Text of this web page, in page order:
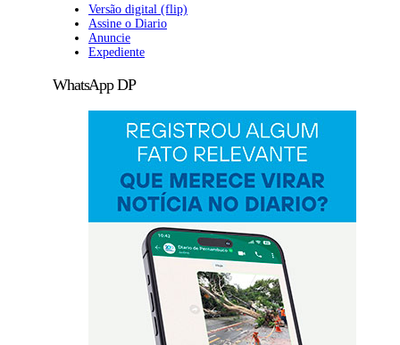
Versão digital (flip)
Assine o Diario
Anuncie
Expediente
WhatsApp DP